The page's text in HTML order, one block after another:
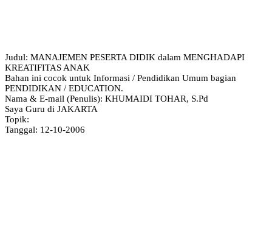
Judul: MANAJEMEN PESERTA DIDIK dalam MENGHADAPI
KREATIFITAS ANAK
Bahan ini cocok untuk Informasi / Pendidikan Umum bagian
PENDIDIKAN / EDUCATION.
Nama & E-mail (Penulis): KHUMAIDI TOHAR, S.Pd
Saya Guru di JAKARTA
Topik:
Tanggal: 12-10-2006